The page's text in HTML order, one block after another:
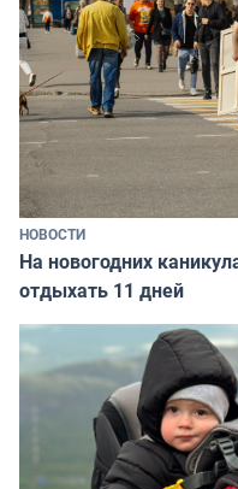
НОВОСТИ
На новогодних
отдыхать 11 дней